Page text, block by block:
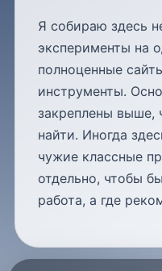
Я собираю здесь
эксперименты на
полноценные
инструменты.
закреплены
найти. Иногда
чужие классные
отдельно, чтобы
работа, а где